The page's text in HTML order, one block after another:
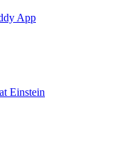
App
Einstein